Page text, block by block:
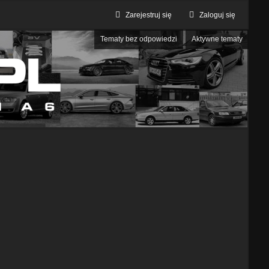
Zaloguj się
Zarejestruj się
Tematy bez odpowiedzi Aktywne tematy